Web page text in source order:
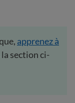
apprenez à
la section ci-